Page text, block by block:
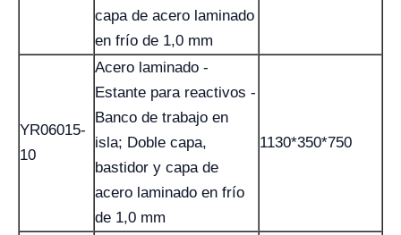
capa de acero laminado
en frío de 1,0 mm
YR06015-
10
Acero laminado -
Estante para reactivos -
Banco de trabajo en
isla; Doble capa,
bastidor y capa de
acero laminado en frío
de 1,0 mm
1130*350*750